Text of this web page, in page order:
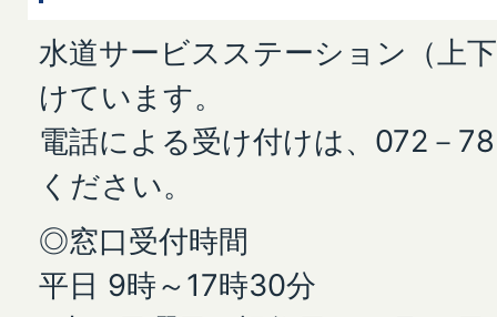
水道サービスステーション（上
けています。
電話による受け付けは、072－
ください。
◎窓口受付時間
平日 9時～17時30分